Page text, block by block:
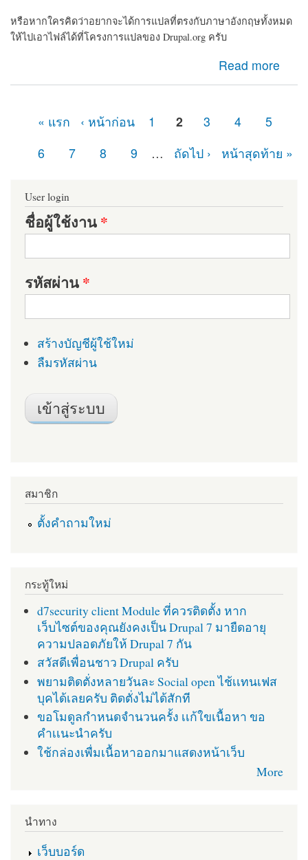
หรือหากใครคิดว่าอยากจะได้การแปลที่ตรงกับภาษาอังกฤษทั้งหมด
ให้ไปเอาไฟล์ได้ที่โครงการแปลของ Drupal.org ครับ
Read more
« แรก ‹ หน้าก่อน 1 2 3 4
5
6
7 8 9 … ถัดไป › หน้าสุดท้าย »
User login
ชื่อผู้ใช้งาน*
รหัสผ่าน*
สร้างบัญชีผู้ใช้ใหม่
ลืมรหัสผ่าน
สมาชิก
ตั้งคำถามใหม่
กระทู้ใหม่
d7security client Module ที่ควรติดตั้ง หาก
เว็บไซต์ของคุณยังคงเป็น Drupal 7 มายืดอายุ
ความปลอดภัยให้ Drupal 7 กัน
สวัสดีเพื่อนชาว Drupal ครับ
พยามติดตั่งหลายวันละ Social open ไช้เเทนเฟส
บุคได้เลยครับ ติดตั่งไม่ได้สักที
ขอโมดูลกำหนดจำนวนครั้ง เเก้ใขเนื้อหา ขอ
คำเเนะนำครับ
ใช้กล่องเพื่มเนื้อหาออกมาแสดงหน้าเว็บ
More
นำทาง
เว็บบอร์ด